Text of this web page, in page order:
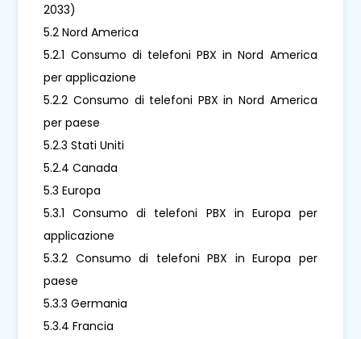
2033)
5.2 Nord America
5.2.1 Consumo di telefoni PBX in Nord America
per applicazione
5.2.2 Consumo di telefoni PBX in Nord America
per paese
5.2.3 Stati Uniti
5.2.4 Canada
5.3 Europa
5.3.1 Consumo di telefoni PBX in Europa per
applicazione
5.3.2 Consumo di telefoni PBX in Europa per
paese
5.3.3 Germania
5.3.4 Francia